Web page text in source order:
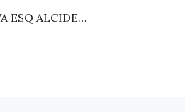
CASA CALLE HUMBERTO SILVA ESQ ALCIDES O’KUINGHTTONS – SAN CLEMENTE